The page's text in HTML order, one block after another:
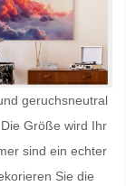
geruchsneutral
Größe wird Ihr
sind ein echter
Sie die